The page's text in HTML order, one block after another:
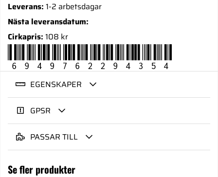
Leverans: 1-2 arbetsdagar
Nästa leveransdatum:
Cirkapris: 108 kr
6949762294354
EGENSKAPER
GPSR
PASSAR TILL
Se fler produkter